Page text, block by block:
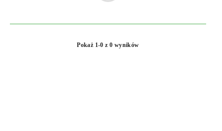
Pokaż 1-0 z 0 wyników